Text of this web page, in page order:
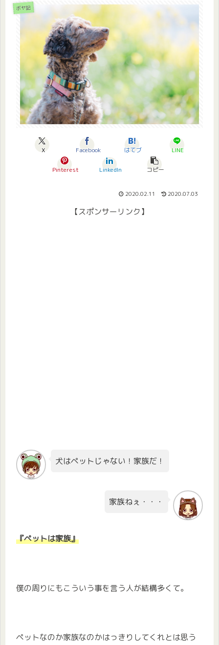
ボヤ記
X Facebook はてブ LINE
Pinterest LinkedIn コピー
2020.02.11 2020.07.03
【スポンサーリンク】
犬はペットじゃない！家族だ！
家族ねぇ・・・
『ペットは家族』
僕の周りにもこういう事を言う人が結構多くて。
ペットなのか家族なのかはっきりしてくれとは思う